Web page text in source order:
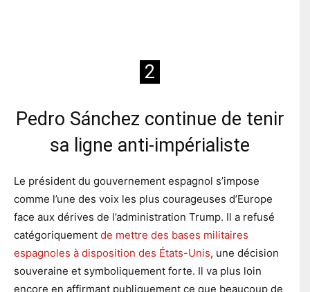
2
Pedro Sánchez continue de tenir
sa ligne anti-impérialiste
Le président du gouvernement espagnol s’impose
comme l’une des voix les plus courageuses d’Europe
face aux dérives de l’administration Trump. Il a refusé
catégoriquement de mettre des bases militaires
espagnoles à disposition des États-Unis, une décision
souveraine et symboliquement forte. Il va plus loin
encore en affirmant publiquement ce que beaucoup de